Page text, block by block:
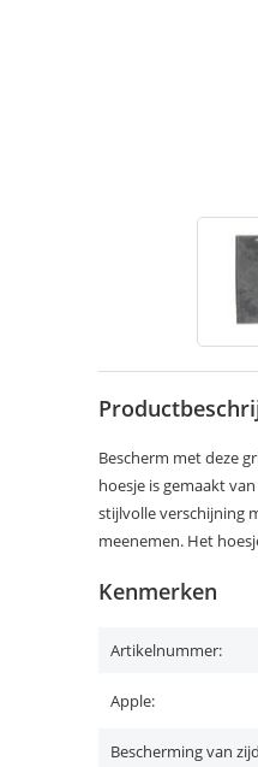
Bescherm met deze
hoesje is gemaakt
stijlvolle verschijning
meenemen. Het
Kenmerken
Artikelnummer:
Apple:
Bescherming van